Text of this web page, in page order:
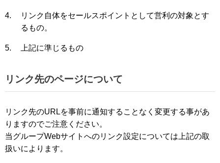
4.
リンク自体をセールスポイントとして営利の対象とす
るもの。
5. 上記に準じるもの
リンク先のページについて
リンク先のURLを事前に通知することなく変更する事があ
りますのでご注意ください。
当グループWebサイトへのリンク設定については上記の取
扱いによります。